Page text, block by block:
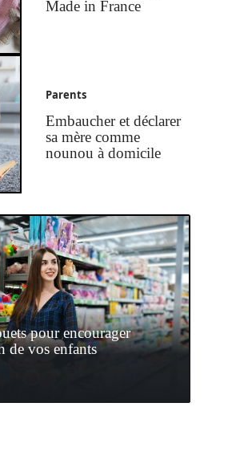
Made in France
Parents
Embaucher et déclarer
sa mère comme
nounou à domicile
pour encourager
de vos enfants